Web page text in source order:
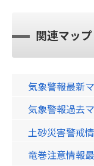
関連マップ
気象警報最新
気象警報過去
土砂災害警戒
竜巻注意情報